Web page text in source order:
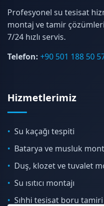
Profesyonel su tesisat
montaj ve tamir
7/24 hızlı servis.
Telefon: +90 501 188 50
Hizmetlerimiz
Su kaçağı tespiti
Batarya ve musluk
Duş, klozet ve tuvalet
Su ısıtıcı montajı
Sıhhi tesisat boru tamiri